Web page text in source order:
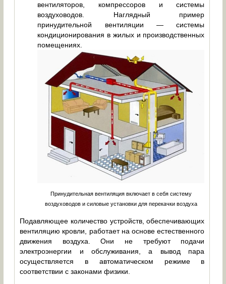
вентиляторов, компрессоров и системы
воздуховодов. Наглядный пример
принудительной вентиляции — системы
кондиционирования в жилых и производственных
помещениях.
Принудительная вентиляция включает в себя систему
воздуховодов и силовые установки для перекачки воздуха
Подавляющее количество устройств, обеспечивающих
вентиляцию кровли, работает на основе естественного
движения воздуха. Они не требуют подачи
электроэнергии и обслуживания, а вывод пара
осуществляется в автоматическом режиме в
соответствии с законами физики.